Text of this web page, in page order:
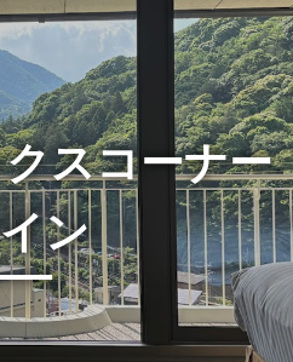
スコーナー
ン